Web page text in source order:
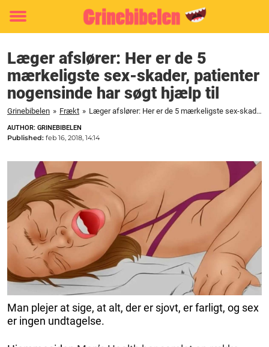
Toggle
Læger afslører: Her er de 5
mærkeligste sex-skader, patienter
nogensinde har søgt hjælp til
Grinebibelen » Frækt » Læger afslører: Her er de 5 mærkeligste sex-skader, patienter nogensinde har søgt hjælp til
AUTHOR: GRINEBIBELEN
Published: feb 16, 2018, 14:14
Man plejer at sige, at alt, der er sjovt, er farligt, og sex
er ingen undtagelse.